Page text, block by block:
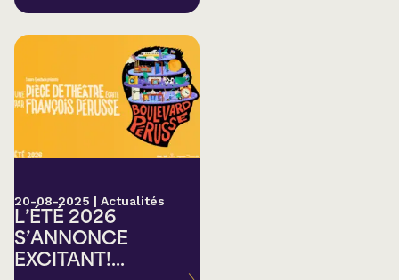
20-08-2025 | Actualités
L’ÉTÉ 2026
S’ANNONCE
EXCITANT!...